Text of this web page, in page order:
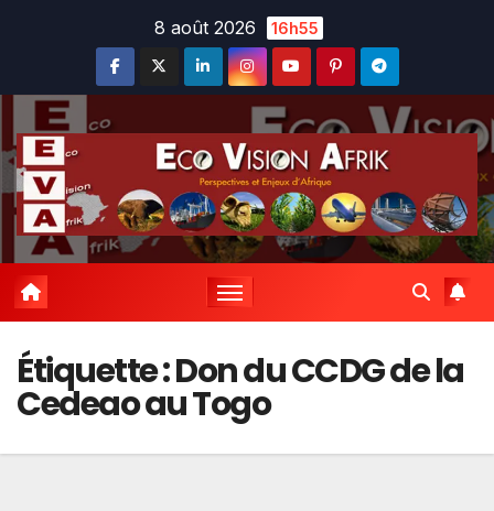
8 août 2026 16h55
Étiquette :Don du CCDG de la
Cedeao au Togo